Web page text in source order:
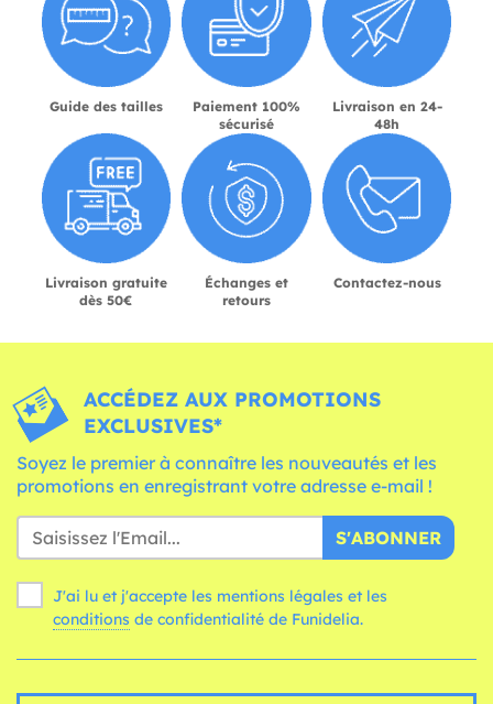
Guide des tailles
Paiement 100%
sécurisé
Livraison en 24-
48h
Livraison gratuite
dès 50€
Échanges et
retours
Contactez-nous
ACCÉDEZ AUX PROMOTIONS
EXCLUSIVES*
Soyez le premier à connaître les nouveautés et les
promotions en enregistrant votre adresse e-mail !
S'ABONNER
J'ai lu et j'accepte les mentions légales et les
conditions de confidentialité de Funidelia.